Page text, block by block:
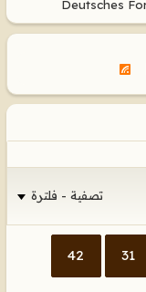
تصفية - فلترة
31
42